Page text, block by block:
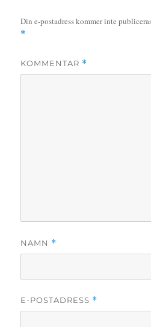
Din e-postadress kommer inte
*
KOMMENTAR *
NAMN *
E-POSTADRESS *